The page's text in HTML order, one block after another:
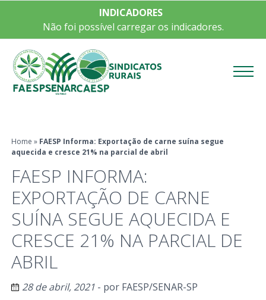
INDICADORES
Não foi possível carregar os indicadores.
Home » FAESP Informa: Exportação de carne suína segue
aquecida e cresce 21% na parcial de abril
FAESP INFORMA:
EXPORTAÇÃO DE CARNE
SUÍNA SEGUE AQUECIDA E
CRESCE 21% NA PARCIAL DE
ABRIL
28 de abril, 2021- por FAESP/SENAR-SP